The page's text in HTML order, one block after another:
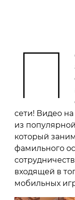
П
сети! Видео
из
который
фамильного
входящей в
мобильных